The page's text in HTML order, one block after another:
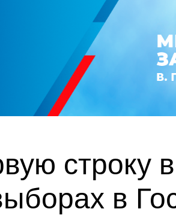
строку в
в